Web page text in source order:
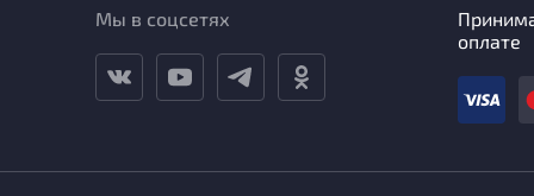
Мы в соцсетях
оплате